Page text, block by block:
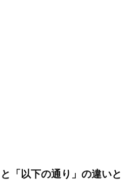
と「以下の通り」の違いと